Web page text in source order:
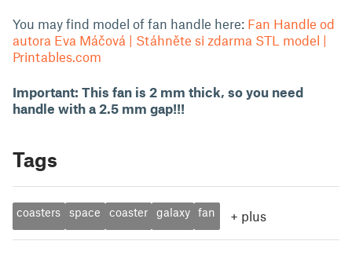
You may find model of fan handle here: Fan Handle od
autora Eva Máčová | Stáhněte si zdarma STL model |
Printables.com
Important: This fan is 2 mm thick, so you need
handle with a 2.5 mm gap!!!
Tags
coasters space coaster galaxy fan + plus